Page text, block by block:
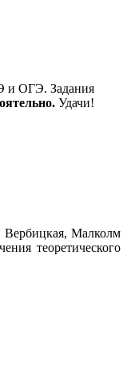
и ОГЭ. Задания
Удачи!
Вербицкая, Малколм
теоретического